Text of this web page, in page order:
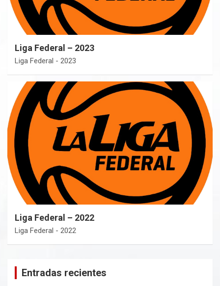
Liga Federal – 2023
Liga Federal - 2023
Liga Federal – 2022
Liga Federal - 2022
Entradas recientes